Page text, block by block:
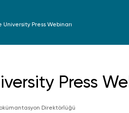
University Press Webinarı
Press
Direktörlüğü